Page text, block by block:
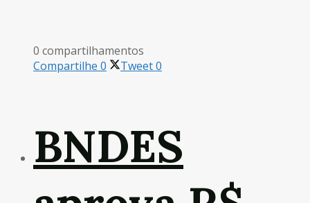
0 compartilhamentos
Compartilhe 0 Tweet0
BNDES